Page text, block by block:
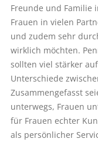
Freunde und Familie
Frauen in vielen
und zudem sehr
wirklich möchten.
sollten viel stärker
Unterschiede
Zusammengefasst
unterwegs, Frauen
für Frauen echter
als persönlicher